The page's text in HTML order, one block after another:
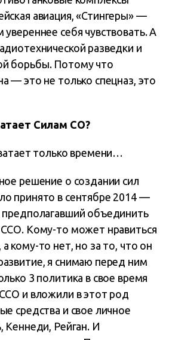
авиация, «Стингеры» —
себя чувствовать. А
разведки и
борьбы. Потому что
— это не только спецназ, это
Силам СО?
только времени…
решение о создании сил
принято в сентябре 2014 —
предполагавший объединить
Кому-то может нравиться
кому-то нет, но за то, что он
я снимаю перед ним
3 политика в свое время
и вложили в этот род
средства и свое личное
Кеннеди, Рейган. И